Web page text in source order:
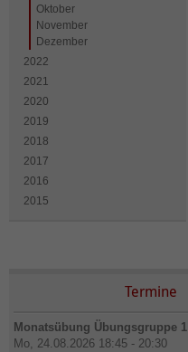
Oktober
November
Dezember
2022
2021
2020
2019
2018
2017
2016
2015
Termine
Monatsübung Übungsgruppe 1
Mo, 24.08.2026 18:45 - 20:30